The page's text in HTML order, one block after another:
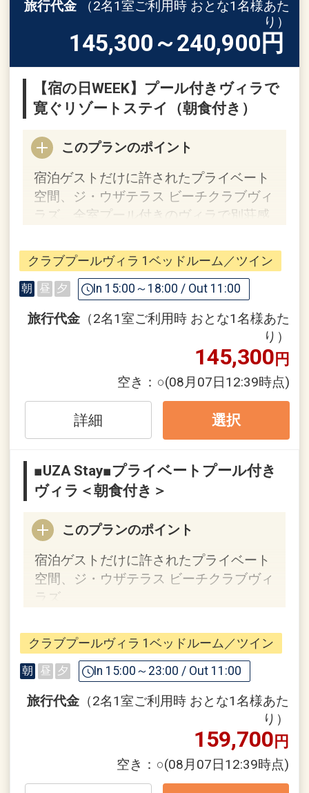
旅行代金
（2名1室ご利用時 おとな1名様あた
り）
145,300～240,900 円
【宿の日WEEK】プール付きヴィラで
寛ぐリゾートステイ（朝食付き）
このプランのポイント
宿泊ゲストだけに許されたプライベート
空間、ジ・ウザテラス ビーチクラブヴィ
ラズ。全室プール付きのヴィラで別荘感
ださい。
□ご予約にあたっての注意事項□
・0～5歳のお子様は、同室の大人1名様
につき1名様添い寝でご利用いただけま
・ホテル敷地内はご宿泊者専用となって
おります。当館ご宿泊のお客様以外の入
館はご遠慮いただいております。
■チェックイン15：00～■
クインのお手続き。ウェルカムドリンク
もご用意。
■クラブサービスのご案内■
-ティータイム
スイーツやお飲み物をご用意
-アペリティフタイム
■「OUR FARM TO TABLE」について■
当ホテルでは、”農園から食卓へ”を意味
する取り組みを「OUR FARM TO
TABLE」と名付け、敷地内にある自家農
園で収穫された自然の恵みをレストラン
での食事や飲み物、エステルームでのト
リートメント粧材として提供しておりま
クラブプールヴィラ 1ベッドルーム／ツイン
朝 昼 夕 In 15:00～18:00 / Out 11:00
旅行代金 （2名1室ご利用時 おとな1名様あた
り）
145,300円
空き： ○(08月07日12:39時点)
詳細 選択
■UZA Stay■プライベートプール付き
ヴィラ＜朝食付き＞
このプランのポイント
宿泊ゲストだけに許されたプライベート
空間、ジ・ウザテラス ビーチクラブヴィ
ラズ。
しむリゾートステイをお過ごしくださ
い。
□ご予約にあたっての注意事項□
・0～5歳のお子様は、同室の大人1名様
につき1名様添い寝でご利用いただけま
・ホテル敷地内はご宿泊者専用となって
おります。当館ご宿泊のお客様以外の入
クラブプールヴィラ 1ベッドルーム／ツイン
朝 昼 夕 In 15:00～23:00 / Out 11:00
旅行代金 （2名1室ご利用時 おとな1名様あた
り）
159,700円
空き： ○(08月07日12:39時点)